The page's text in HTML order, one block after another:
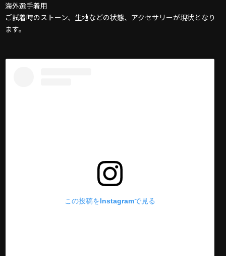
海外選手着用
ご試着時のストーン、生地などの状態、アクセサリーが現状となり
ます。
この投稿をInstagramで見る